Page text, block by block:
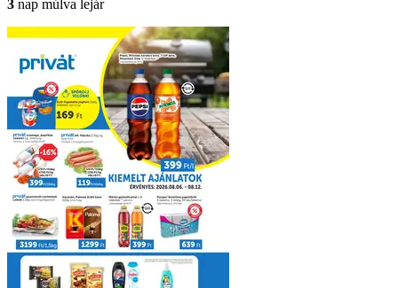
3 nap múlva lejár